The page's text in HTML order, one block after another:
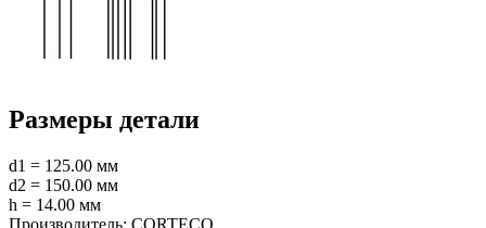
Размеры детали
d1 = 125.00 мм
d2 = 150.00 мм
h = 14.00 мм
Производитель: CORTECO